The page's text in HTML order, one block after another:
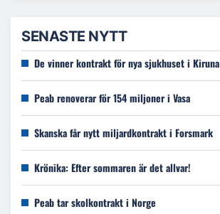
SENASTE NYTT
De vinner kontrakt för nya sjukhuset i Kiruna
Peab renoverar för 154 miljoner i Vasa
Skanska får nytt miljardkontrakt i Forsmark
Krönika: Efter sommaren är det allvar!
Peab tar skolkontrakt i Norge